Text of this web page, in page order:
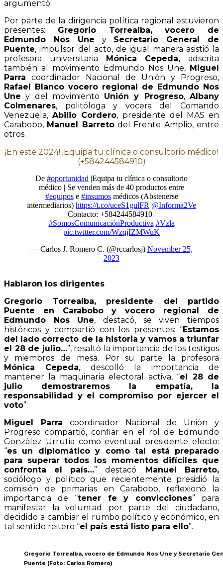
argumentó.
Por parte de la dirigencia política regional estuvieron
presentes: Gregorio Torrealba, vocero de
Edmundo Nos Une y Secretario General de
Puente, impulsor del acto, de igual manera asistió la
profesora universitaria
Mónica Cepeda, adscrita
también al movimiento Edmundo Nos Une, Miguel
Parra coordinador Nacional de Unión y Progreso,
Rafael Blanco vocero regional de Edmundo Nos
Une y del movimiento Unión y Progreso,Albany
Colmenares, politóloga y vocera del Comando
Venezuela,Abilio Cordero, presidente del MAS en
Carabobo, Manuel Barretodel Frente Amplio, entre
otros.
¡En este 2024! ¡Equipa tu clínica o consultorio médico!
(+584244584910)
De #oportunidad |Equipa tu clínica o consultorio
médico | Se venden más de 40 productos entre
#equipose #insumosmédicos (Abstenerse
intermediarios) https://t.co/uceS1gulFR @Informa2Ve
Contacto: +584244584910 |
#SomosComunicaciónProductiva #Vzla
pic.twitter.com/WzqjIZMWuK
— Carlos J. Romero C. (@rccarlosj) November 25,
2023
Hablaron los dirigentes
Gregorio Torrealba, presidente del partido
Puente en Carabobo y vocero regional de
Edmundo Nos Une, destacó, se viven tiempos
históricos y compartió con los presentes: “Estamos
del lado correcto de la historia y vamos a triunfar
el 28 de julio…”, resaltó la importancia de los testigos
y miembros de mesa. Por su parte la profesora
Mónica Cepeda, descolló la importancia de
mantener la maquinaria electoral activa, “el 28 de
julio demostraremos la empatía, la
responsabilidad y el compromiso por ejercer el
voto”.
Miguel Parra coordinador Nacional de Unión y
Progreso compartió, confiar en el rol de Edmundo
González Urrutia como eventual presidente electo:
“es un diplomático y como tal está preparado
para superar todos los momentos difíciles que
confronta el país…” destacó.
Manuel Barreto,
sociólogo y político que recientemente presidió la
comisión de primarias en Carabobo, reflexionó la
importancia de “tener fe y convicciones” para
manifestar la voluntad por parte del ciudadano,
decidido a cambiar el rumbo político y económico, en
tal sentido reitero “el país está listo para ello”.
Gregorio Torrealba, vocero de Edmundo Nos Une y Secretario
Puente (Foto: Carlos Romero)